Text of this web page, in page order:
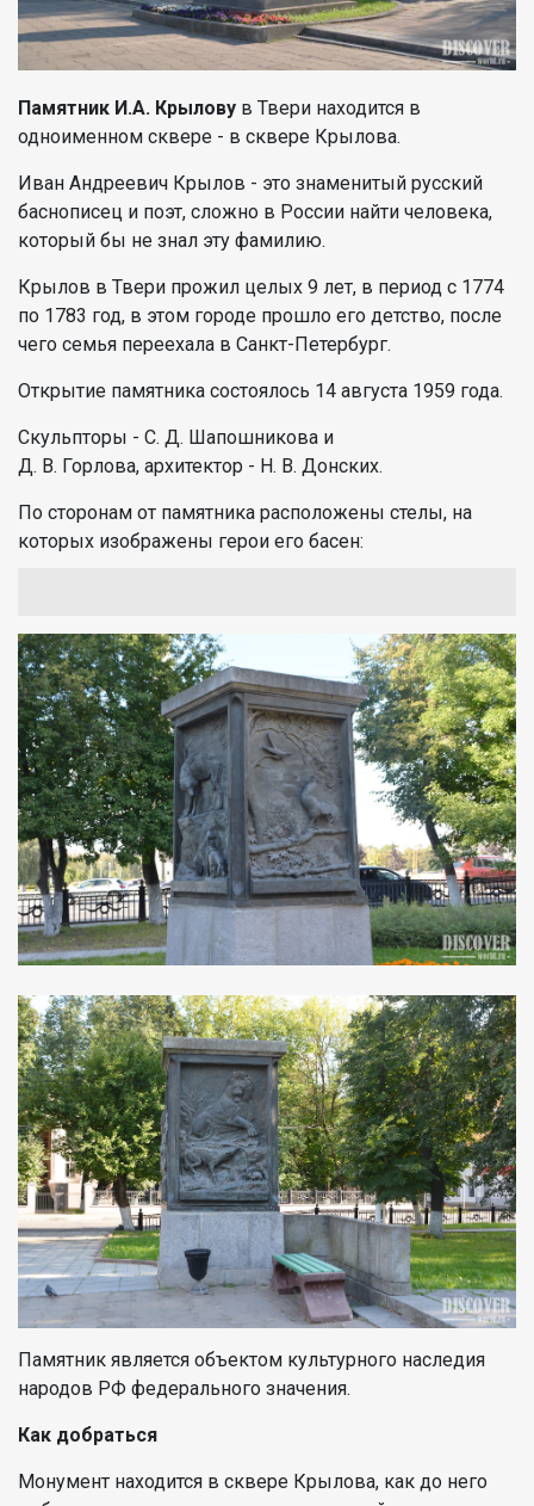
Памятник И.А. Крылову в Твери находится в
одноименном сквере - в сквере Крылова.
Иван Андреевич Крылов - это знаменитый русский
баснописец и поэт, сложно в России найти человека,
который бы не знал эту фамилию.
Крылов в Твери прожил целых 9 лет, в период с 1774
по 1783 год, в этом городе прошло его детство, после
чего семья переехала в Санкт-Петербург.
Открытие памятника состоялось 14 августа 1959 года.
Скульпторы - С. Д. Шапошникова и
Д. В. Горлова, архитектор - Н. В. Донских.
По сторонам от памятника расположены стелы, на
которых изображены герои его басен:
Памятник является объектом культурного наследия
народов РФ федерального значения.
Как добраться
Монумент находится в сквере Крылова, как до него